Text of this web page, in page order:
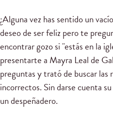
¿Alguna vez has sentido un
deseo de ser feliz pero te
encontrar gozo si "estás en la
presentarte a Mayra Leal de
preguntas y trató de buscar las
incorrectos. Sin darse cuenta
un despeñadero.